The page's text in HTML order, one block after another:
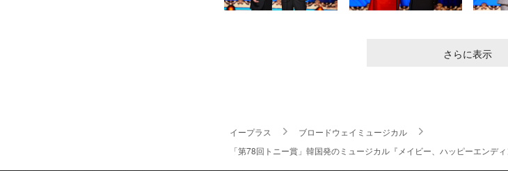
さらに表示
イープラス
ブロードウェイミュージカル
「第78回トニー賞」韓国発のミュージカル『メイビー、ハッピーエン